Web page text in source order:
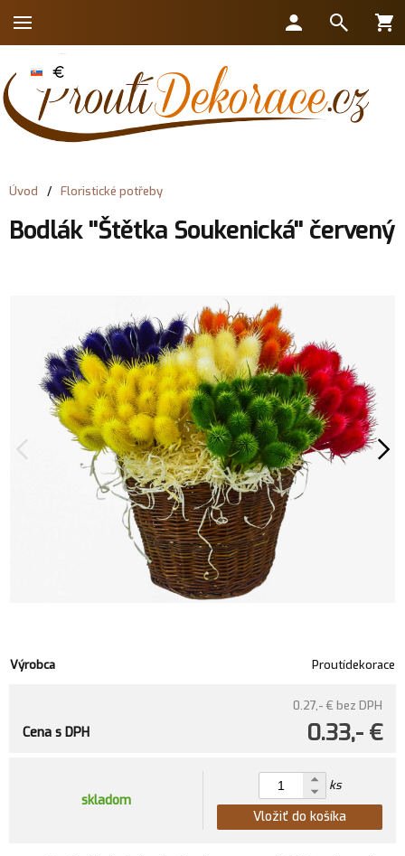
Úvod / Floristické potřeby
Bodlák ''Štětka Soukenická'' červený
Výrobca Proutídekorace
0.27,- € bez DPH
0.33,- €
Cena s DPH
skladom
ks
Vložiť do košíka